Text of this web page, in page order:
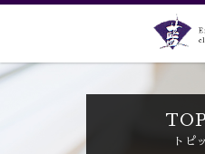
クラブ藍(あい)、クラブ恋(れ
お越しをお待ちしております
トピ